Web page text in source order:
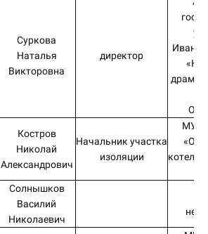
Суркова
Наталья
Викторовна
директор
Костров
Николай
Александрович
Начальник участка
изоляции
МУП
Солнышков
Василий
Николаевич